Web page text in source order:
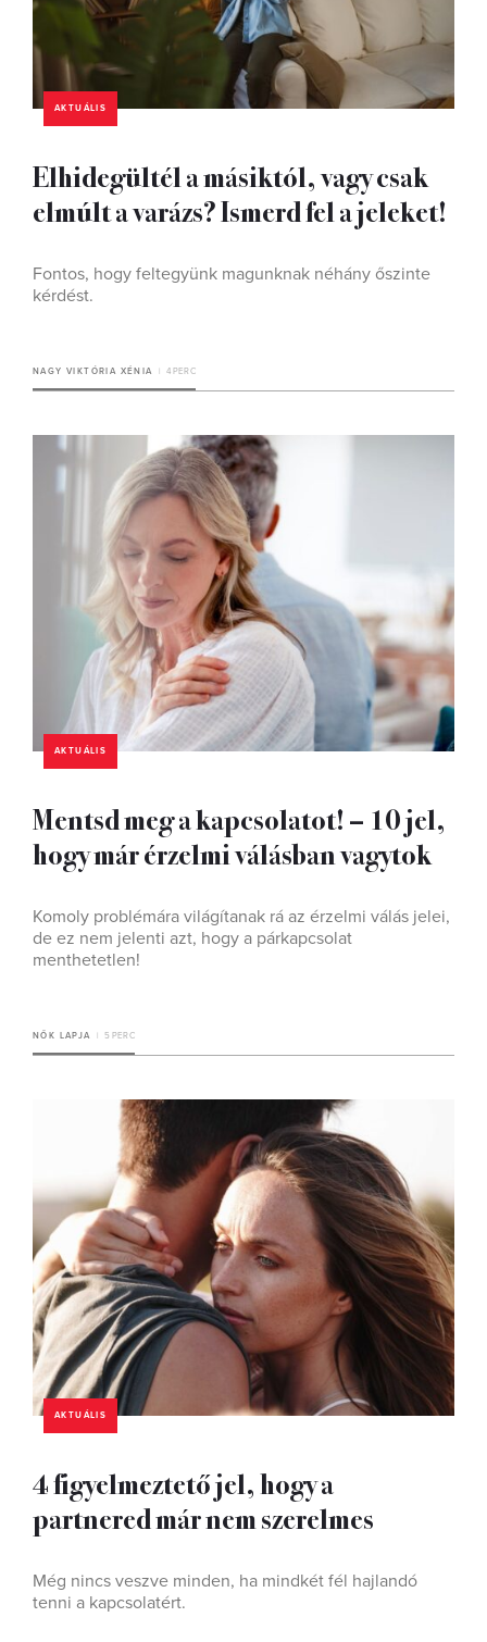
AKTUÁLIS
Elhidegültél a másiktól, vagy csak
elmúlt a varázs? Ismerd fel a jeleket!
Fontos, hogy feltegyünk magunknak néhány őszinte
kérdést.
NAGY VIKTÓRIA XÉNIA 4 PERC
AKTUÁLIS
Mentsd meg a kapcsolatot! – 10 jel,
hogy már érzelmi válásban vagytok
Komoly problémára világítanak rá az érzelmi válás jelei,
de ez nem jelenti azt, hogy a párkapcsolat
menthetetlen!
NŐK LAPJA 5 PERC
AKTUÁLIS
4 figyelmeztető jel, hogy a
partnered már nem szerelmes
Még nincs veszve minden, ha mindkét fél hajlandó
tenni a kapcsolatért.